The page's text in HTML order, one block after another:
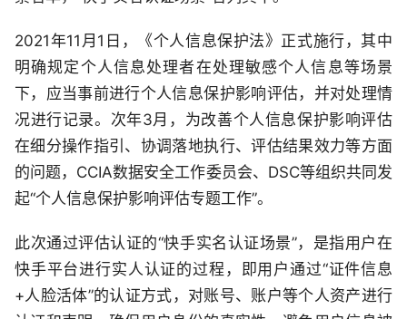
2021年11月1日，《个人信息保护法》正式施行，其中
明确规定个人信息处理者在处理敏感个人信息等场景
下，应当事前进行个人信息保护影响评估，并对处理情
况进行记录。次年3月，为改善个人信息保护影响评估
在细分操作指引、协调落地执行、评估结果效力等方面
的问题，CCIA数据安全工作委员会、DSC等组织共同发
起“个人信息保护影响评估专题工作”。
此次通过评估认证的“快手实名认证场景”，是指用户在
快手平台进行实人认证的过程，即用户通过“证件信息
+人脸活体”的认证方式，对账号、账户等个人资产进行